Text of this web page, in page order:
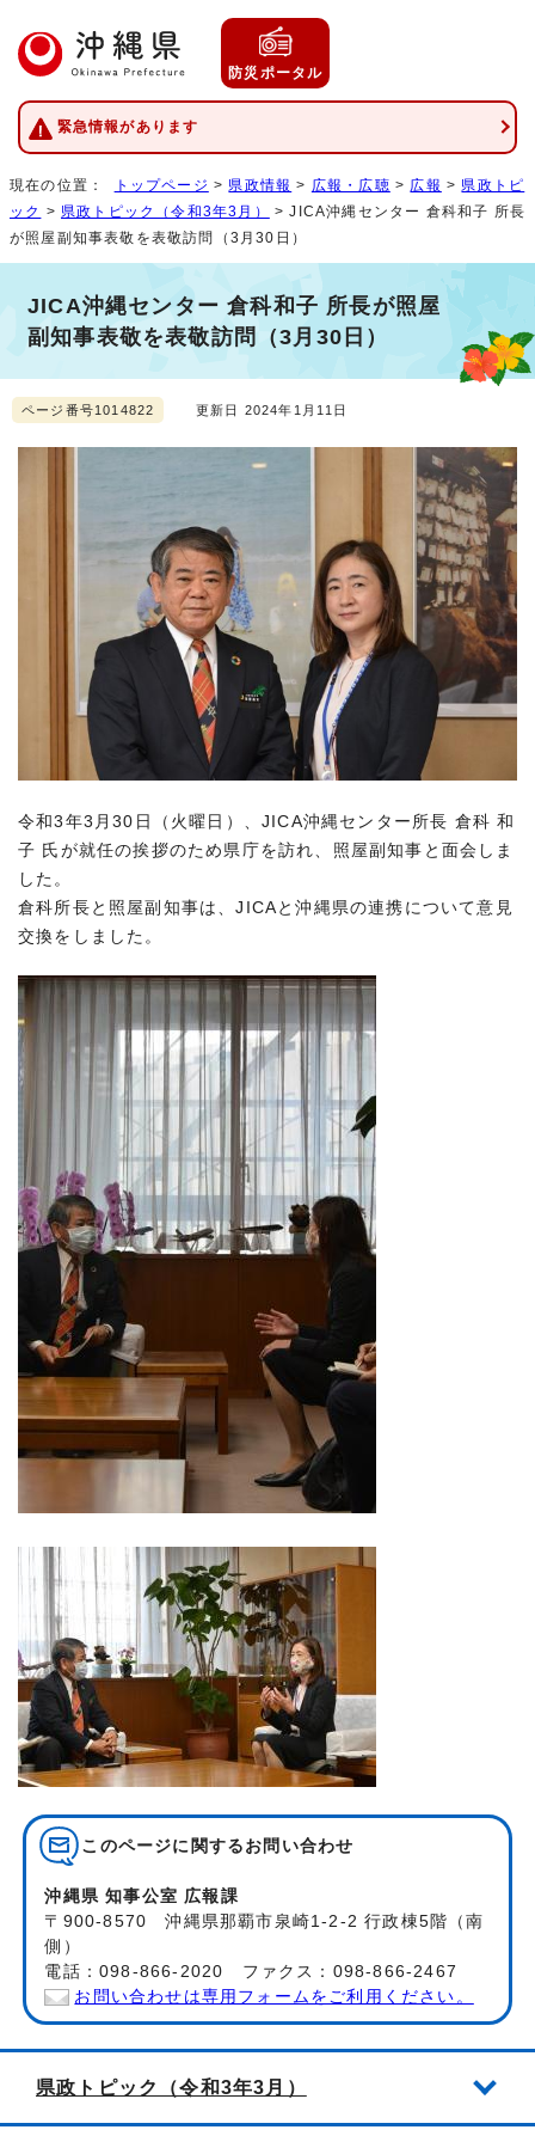
防災ポータル
緊急情報があります
現在の位置： トップページ > 県政情報 > 広報・広聴 > 広報 > 県政トピ
ック > 県政トピック（令和3年3月）
> JICA沖縄センター 倉科和子 所長
が照屋副知事表敬を表敬訪問（3月30日）
JICA沖縄センター 倉科和子 所長が照屋
副知事表敬を表敬訪問（3月30日）
ページ番号1014822 更新日 2024年1月11日
令和3年3月30日（火曜日）、JICA沖縄センター所長 倉科 和
子 氏が就任の挨拶のため県庁を訪れ、照屋副知事と面会しま
した。
倉科所長と照屋副知事は、JICAと沖縄県の連携について意見
交換をしました。
このページに関する お問い合わせ
沖縄県 知事公室 広報課
〒900-8570 沖縄県那覇市泉崎1-2-2 行政棟5階（南
側）
電話：098-866-2020 ファクス：098-866-2467
お問い合わせは専用フォームをご利用ください。
県政トピック（令和3年3月）